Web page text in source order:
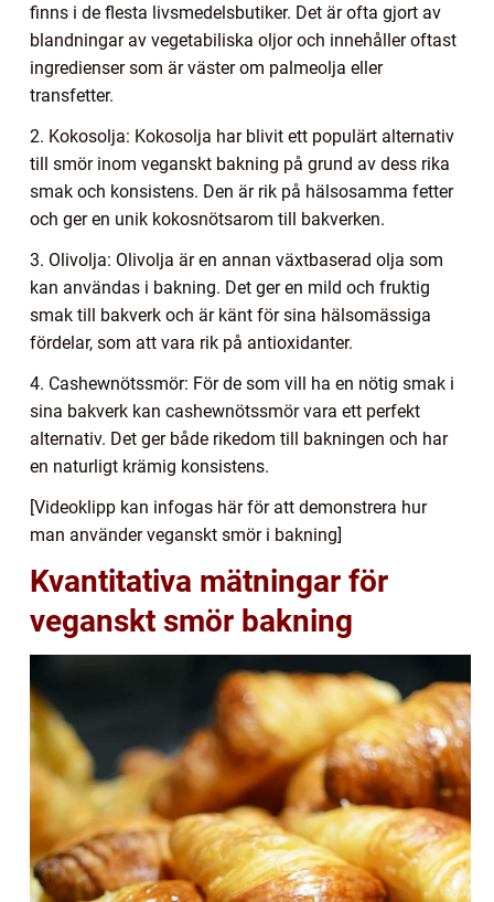
finns i de flesta livsmedelsbutiker. Det är ofta gjort av
blandningar av vegetabiliska oljor och innehåller oftast
ingredienser som är väster om palmeolja eller
transfetter.
2. Kokosolja: Kokosolja har blivit ett populärt alternativ
till smör inom veganskt bakning på grund av dess rika
smak och konsistens. Den är rik på hälsosamma fetter
och ger en unik kokosnötsarom till bakverken.
3. Olivolja: Olivolja är en annan växtbaserad olja som
kan användas i bakning. Det ger en mild och fruktig
smak till bakverk och är känt för sina hälsomässiga
fördelar, som att vara rik på antioxidanter.
4. Cashewnötssmör: För de som vill ha en nötig smak i
sina bakverk kan cashewnötssmör vara ett perfekt
alternativ. Det ger både rikedom till bakningen och har
en naturligt krämig konsistens.
[Videoklipp kan infogas här för att demonstrera hur
man använder veganskt smör i bakning]
Kvantitativa mätningar för
veganskt smör bakning